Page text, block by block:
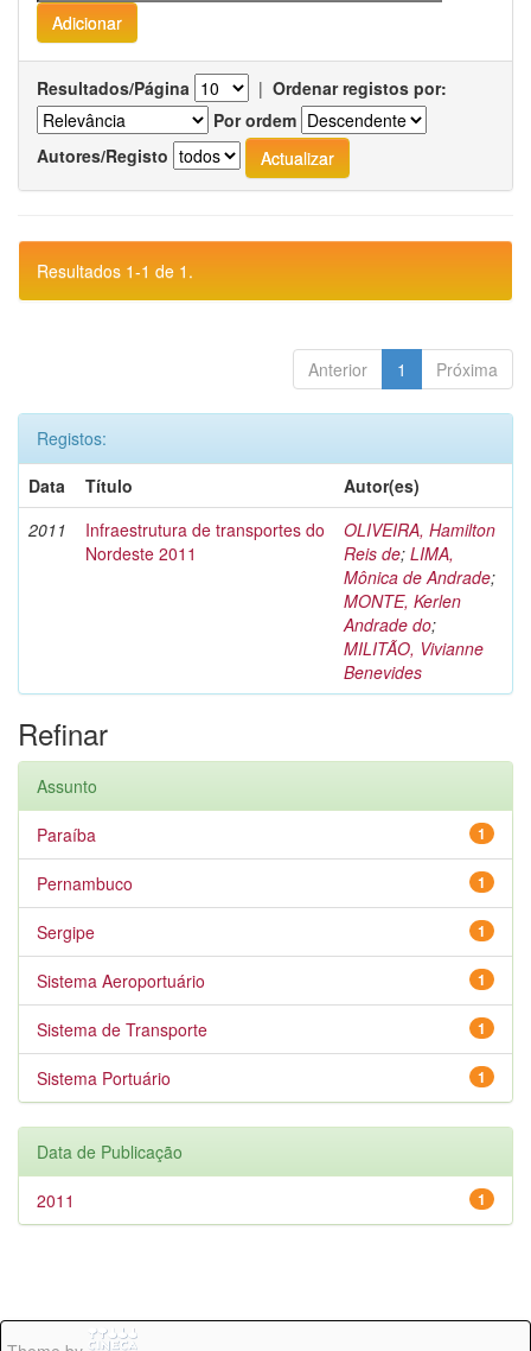
Resultados/Página | Ordenar registos por:
Por ordem
Autores/Registo
Resultados 1-1 de 1.
Anterior 1 Próxima
Registos:
Data
Título
Autor(es)
2011
Infraestrutura de transportes do
Nordeste 2011
OLIVEIRA, Hamilton
Reis de; LIMA,
Mônica de Andrade;
MONTE, Kerlen
Andrade do;
MILITÃO, Vivianne
Benevides
Refinar
Assunto
1
Paraíba
1
Pernambuco
1
Sergipe
1
Sistema Aeroportuário
1
Sistema de Transporte
1
Sistema Portuário
Data de Publicação
1
2011